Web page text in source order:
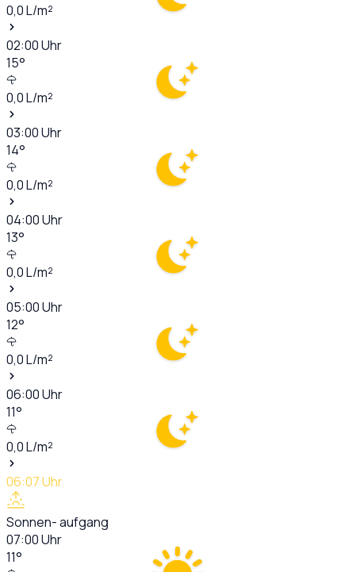
0,0L/m²
02:00Uhr
15°
0,0L/m²
03:00Uhr
14°
0,0L/m²
04:00Uhr
13°
0,0L/m²
05:00Uhr
12°
0,0L/m²
06:00Uhr
11°
0,0L/m²
06:07Uhr
Sonnen- aufgang
07:00Uhr
11°